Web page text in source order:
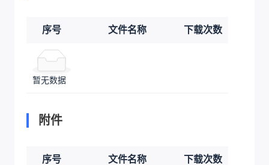
序号 文件名称 下载次数
暂无数据
附件
序号 文件名称 下载次数